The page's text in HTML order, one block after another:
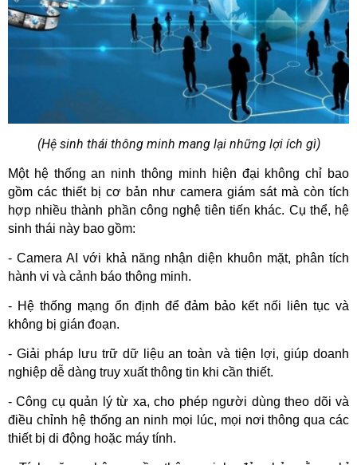
(Hệ sinh thái thông minh mang lại những lợi ích gì)
Một hệ thống an ninh thông minh hiện đại không chỉ bao
gồm các thiết bị cơ bản như camera giám sát mà còn tích
hợp nhiều thành phần công nghệ tiên tiến khác. Cụ thể, hệ
sinh thái này bao gồm:
- Camera AI với khả năng nhận diện khuôn mặt, phân tích
hành vi và cảnh báo thông minh.
- Hệ thống mạng ổn định để đảm bảo kết nối liên tục và
không bị gián đoạn.
- Giải pháp lưu trữ dữ liệu an toàn và tiện lợi, giúp doanh
nghiệp dễ dàng truy xuất thông tin khi cần thiết.
- Công cụ quản lý từ xa, cho phép người dùng theo dõi và
điều chỉnh hệ thống an ninh mọi lúc, mọi nơi thông qua các
thiết bị di động hoặc máy tính.